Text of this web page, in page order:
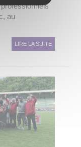
au
LIRE LA SUITE